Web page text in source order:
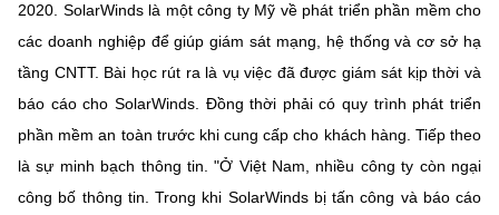
2020. SolarWinds là một công ty Mỹ về phát triển phần mềm cho
các doanh nghiệp để giúp giám sát mạng, hệ thống và cơ sở hạ
tầng CNTT. Bài học rút ra là vụ việc đã được giám sát kịp thời và
báo cáo cho SolarWinds. Đồng thời phải có quy trình phát triển
phần mềm an toàn trước khi cung cấp cho khách hàng. Tiếp theo
là sự minh bạch thông tin. "Ở Việt Nam, nhiều công ty còn ngại
công bố thông tin. Trong khi SolarWinds bị tấn công và báo cáo